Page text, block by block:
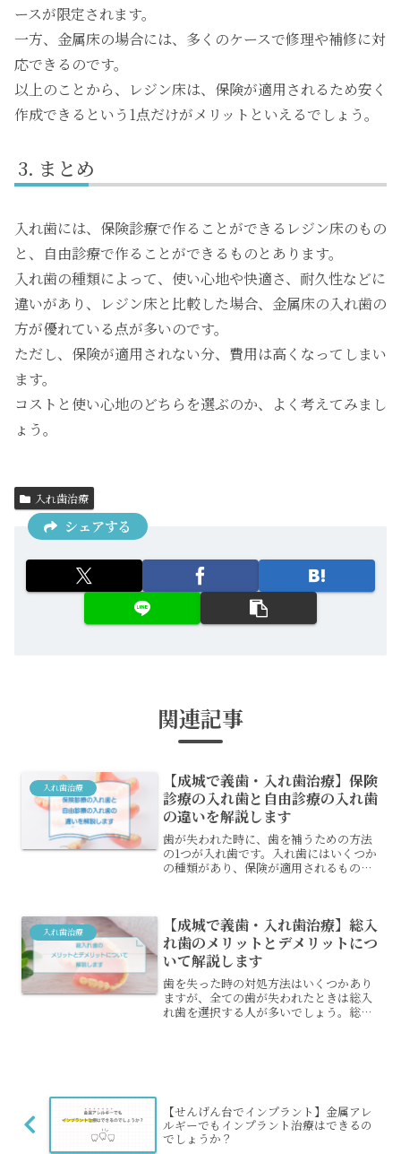
ースが限定されます。
一方、金属床の場合には、多くのケースで修理や補修に対
応できるのです。
以上のことから、レジン床は、保険が適用されるため安く
作成できるという1点だけがメリットといえるでしょう。
まとめ
入れ歯には、保険診療で作ることができるレジン床のもの
と、自由診療で作ることができるものとあります。
入れ歯の種類によって、使い心地や快適さ、耐久性などに
違いがあり、レジン床と比較した場合、金属床の入れ歯の
方が優れている点が多いのです。
ただし、保険が適用されない分、費用は高くなってしまい
ます。
コストと使い心地のどちらを選ぶのか、よく考えてみまし
ょう。
入れ歯治療
シェアする
関連記事
入れ歯治療
【成城で義歯・入れ歯治療】保険
診療の入れ歯と自由診療の入れ歯
の違いを解説します
歯が失われた時に、歯を補うための方法
の1つが入れ歯です。入れ歯にはいくつか
の種類があり、保険が適用されるものも
険が適用されるかどうか...
入れ歯治療
【成城で義歯・入れ歯治療】総入
れ歯のメリットとデメリットにつ
いて解説します
歯を失った時の対処方法はいくつかあり
ますが、全ての歯が失われたときは総入
れ歯を選択する人が多いでしょう。総入
【せんげん台でインプラント】金属アレ
ルギーでもインプラント治療はできるの
でしょうか？